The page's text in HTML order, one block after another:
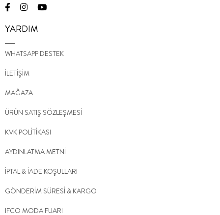
YARDIM
WHATSAPP DESTEK
İLETİŞİM
MAĞAZA
ÜRÜN SATIŞ SÖZLEŞMESİ
KVK POLİTİKASI
AYDINLATMA METNİ
İPTAL & İADE KOŞULLARI
GÖNDERİM SÜRESİ & KARGO
IFCO MODA FUARI